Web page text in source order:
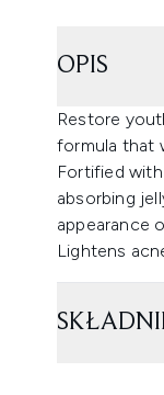
OPIS
Restore
formula that
Fortified
absorbing
appearance
Lightens